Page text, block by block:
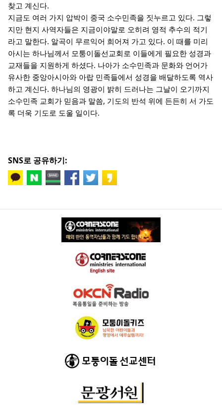
찾고 계신다.
지금도 여러 가지 압박이 중국 소수민족을 짓누르고 있다. 그렇
지만 현지 사역자들은 지금이야말로 오히려 영적 추수의 적기
라고 말한다. 알곡이 무르익어 희어져 가고 있다. 이 때를 미리
아시는 하나님께서 모퉁이돌선교회로 이들에게 필요한 성경과
교재들을 지원하게 하셨다. 나아가 소수민족과 문화와 언어가
유사한 중앙아시아와 아랍 민족들에서 성경을 배달하도록 역사
하고 계신다. 하나님의 영광이 밝히 드러나는 그날이 오기까지
소수민족 교회가 믿음과 말씀, 기도의 반석 위에 든든히 서 가도
록 더욱 기도로 도울 일이다.
SNS로 공유하기: